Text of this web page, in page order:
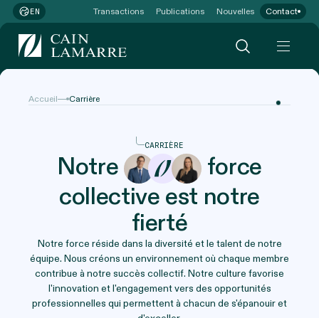
EN Transactions Publications Nouvelles Contact
Accueil Carrière
CARRIÈRE
Notre
force
collective est notre
fierté
Notre force réside dans la diversité et le talent de notre
équipe. Nous créons un environnement où chaque membre
contribue à notre succès collectif. Notre culture favorise
l'innovation et l'engagement vers des opportunités
professionnelles qui permettent à chacun de s'épanouir et